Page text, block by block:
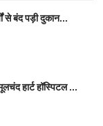
से बंद पड़ी दुकान...
हार्ट हॉस्पिटल ...